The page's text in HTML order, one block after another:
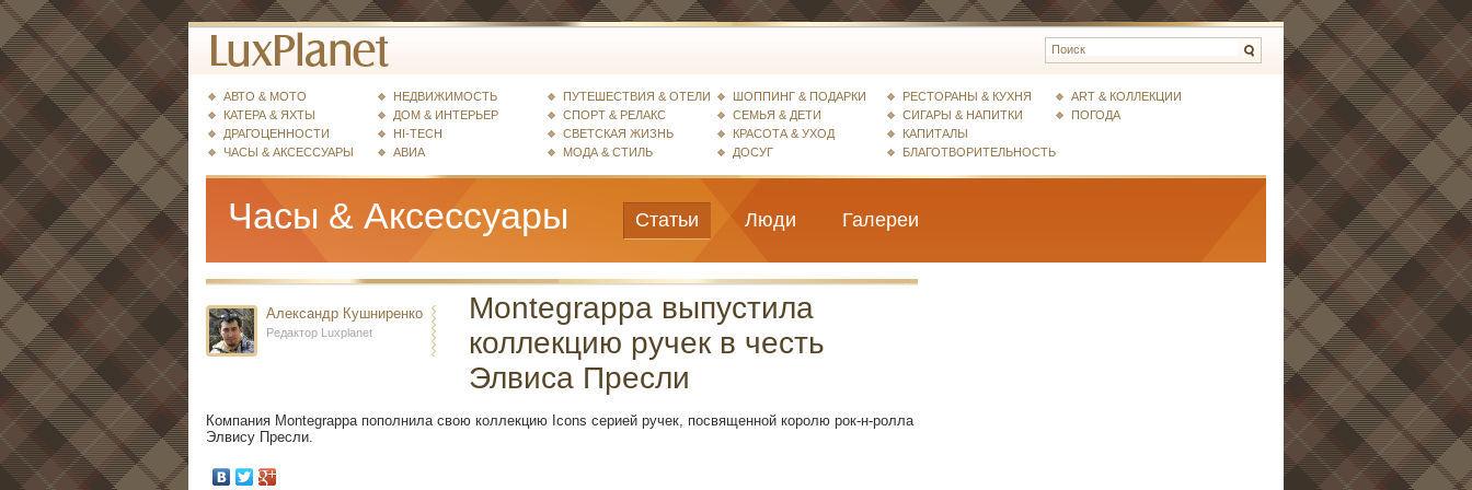
АВТО & МОТО
КАТЕРА & ЯХТЫ
ДРАГОЦЕННОСТИ
ЧАСЫ & АКСЕССУАРЫ
НЕДВИЖИМОСТЬ
ДОМ & ИНТЕРЬЕР
HI-TECH
АВИА
ПУТЕШЕСТВИЯ & ОТЕЛИ
СПОРТ & РЕЛАКС
СВЕТСКАЯ ЖИЗНЬ
МОДА & СТИЛЬ
ШОППИНГ & ПОДАРКИ
СЕМЬЯ & ДЕТИ
КРАСОТА & УХОД
ДОСУГ
РЕСТОРАНЫ & КУХНЯ
СИГАРЫ & НАПИТКИ
КАПИТАЛЫ
БЛАГОТВОРИТЕЛЬНОСТЬ
ART & КОЛЛЕКЦИИ
ПОГОДА
Часы & Аксессуары Статьи Люди Галереи
Александр Кушниренко
Редактор Luxplanet
Montegrappa выпустила
коллекцию ручек в честь
Элвиса Пресли
Компания Montegrappa пополнила свою коллекцию Icons серией ручек, посвященной королю рок-н-ролла
Элвису Пресли.